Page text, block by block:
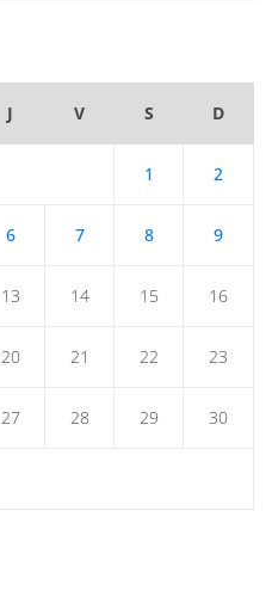
J V S D
1 2
6 7 8 9
13 14 15 16
20 21 22 23
27 28 29 30